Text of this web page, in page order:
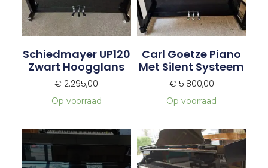
Schiedmayer UP120
Zwart Hoogglans
€ 2.295,00
Op voorraad
Carl Goetze Piano
Met Silent Systeem
€ 5.800,00
Op voorraad